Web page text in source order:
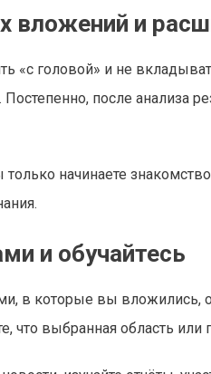
вложений и
«с головой» и не
Постепенно, после анализа
начинаете
и обучайтесь
в которые вы вложились,
что выбранная область